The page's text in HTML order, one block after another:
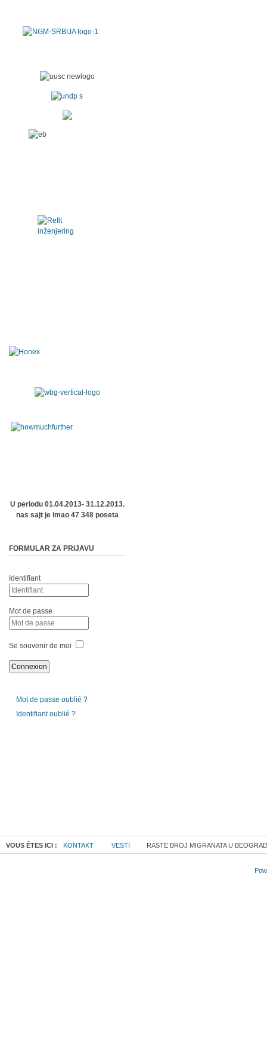
U periodu 01.04.2013- 31.12.2013.
nas sajt je imao 47 348 poseta
FORMULAR ZA PRIJAVU
Identifiant
Mot de passe
Se souvenir de moi
Mot de passe oublié ?
Identifiant oublié ?
VOUS ÊTES ICI : KONTAKT VESTI RASTE BROJ MIGRANATA U